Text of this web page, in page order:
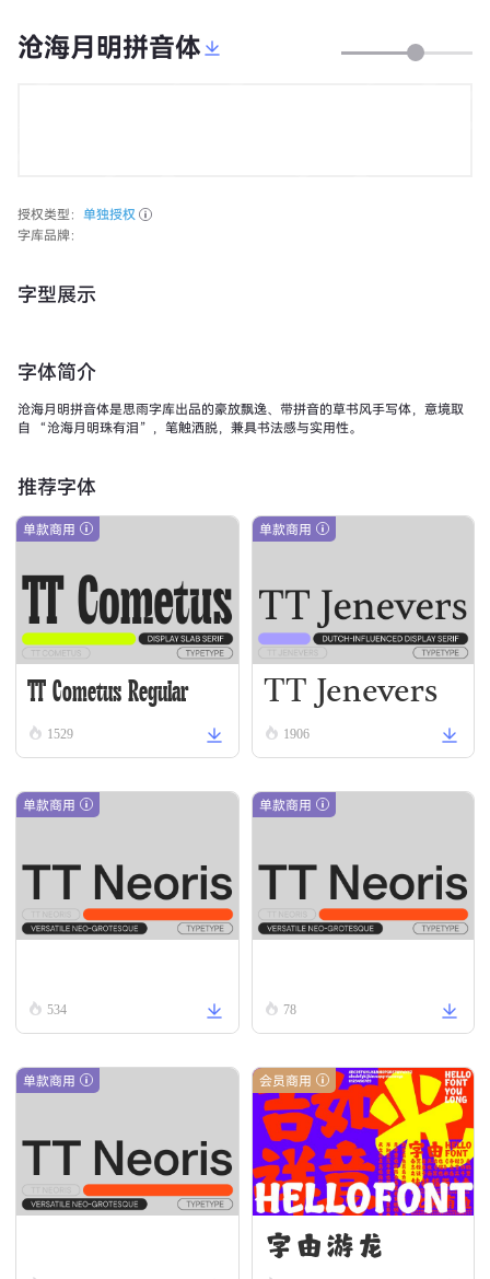
沧海月明拼音体
授权类型： 单独授权
字库品牌：
字型展示
字体简介
沧海月明拼音体是思雨字库出品的豪放飘逸、带拼音的草书风手写体，意境取
自 “沧海月明珠有泪”，笔触洒脱，兼具书法感与实用性。
推荐字体
单款商用
TT Cometus Regular
1529
单款商用
TT Jenevers
Regular
1906
单款商用
534
单款商用
78
单款商用 会员商用
字由游龙